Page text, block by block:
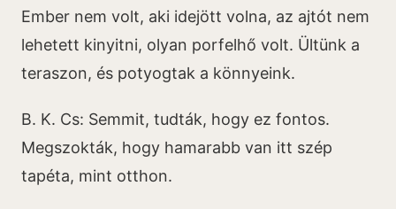
Ember nem volt, aki idejött volna, az ajtót nem
lehetett kinyitni, olyan porfelhő volt. Ültünk a
teraszon, és potyogtak a könnyeink.
B. K. Cs: Semmit, tudták, hogy ez fontos.
Megszokták, hogy hamarabb van itt szép
tapéta, mint otthon.